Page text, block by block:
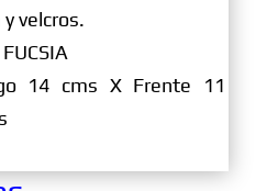
velcros.
14 cms X Frente 11